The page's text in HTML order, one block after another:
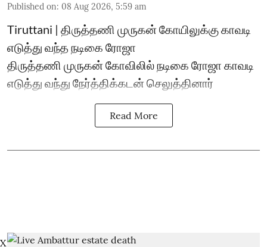
Published on: 08 Aug 2026, 5:59 am
Tiruttani | திருத்தணி முருகன் கோயிலுக்கு காவடி
எடுத்து வந்த நடிகை ரோஜா
திருத்தணி முருகன் கோவிலில் நடிகை ரோஜா காவடி
எடுத்து வந்து நேர்த்திக்கடன் செலுத்தினார்
Read More
X